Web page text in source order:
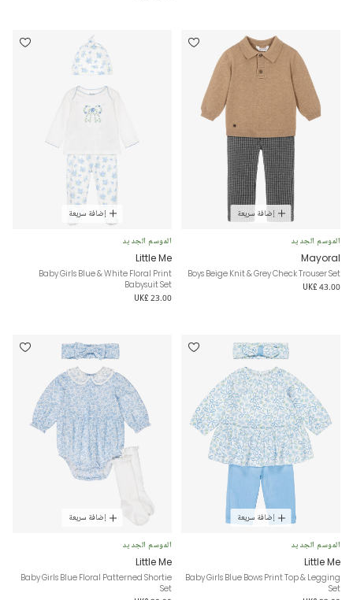
إضافة سريعة
الموسم الجديد
Mayoral
Boys Beige Knit & Grey Check Trouser Set
UK£ 43.00
إضافة سريعة
الموسم الجديد
Little Me
Baby Girls Blue & White Floral Print
Babysuit Set
UK£ 23.00
إضافة سريعة
الموسم الجديد
Little Me
Baby Girls Blue Bows Print Top & Legging
Set
إضافة سريعة
الموسم الجديد
Little Me
Baby Girls Blue Floral Patterned Shortie
Set